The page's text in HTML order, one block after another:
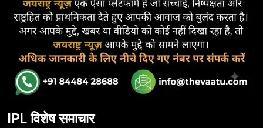
IPL विशेष समाचार